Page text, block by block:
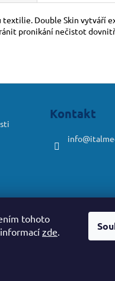
tohoto
zde.
Double Skin vytváří
pronikání nečistot
Kontakt
info@